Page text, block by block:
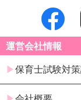
運営会社情報
保育士試験対